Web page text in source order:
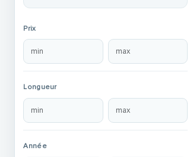
Prix
Longueur
Année